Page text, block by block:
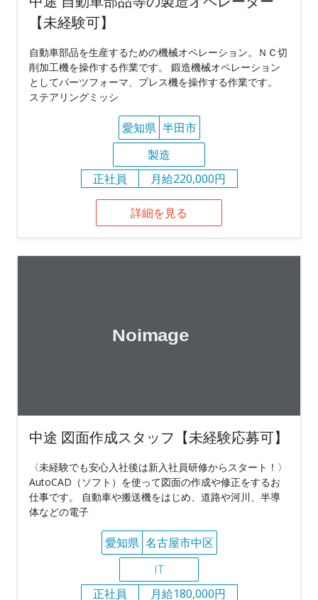
【未経験可】
自動車部品を生産するための機械オペレーション。ＮＣ切
削加工機を操作する作業です。 鍛造機械オペレーション
としてパーツフォーマ、プレス機を操作する作業です。
ステアリングミッシ
愛知県 半田市
製造
正社員
月給220,000円
詳細を見る
中途 図面作成スタッフ【未経験応募可】
〈未経験でも安心入社後は新入社員研修からスタート！〉
AutoCAD（ソフト）を使って図面の作成や修正をするお
仕事です。 自動車や搬送機をはじめ、道路や河川、半導
体などの電子
愛知県 名古屋市中区
IT
正社員
月給180,000円